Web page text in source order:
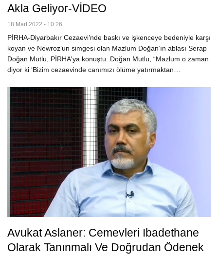
Akla Geliyor-VİDEO
18 Mart 2022 - 10:26
PİRHA-Diyarbakır Cezaevi’nde baskı ve işkenceye bedeniyle karşı
koyan ve Newroz’un simgesi olan Mazlum Doğan’ın ablası Serap
Doğan Mutlu, PİRHA'ya konuştu. Doğan Mutlu, “Mazlum o zaman
diyor ki ‘Bizim cezaevinde canımızı ölüme yatırmaktan…
Avukat Aslaner: Cemevleri Ibadethane
Olarak Tanınmalı Ve Doğrudan Ödenek